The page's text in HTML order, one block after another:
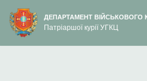
вмісту
Перейти
до
ДЕПАРТАМЕНТ ВІЙСЬКОВОГО
Патріаршої курії УГКЦ